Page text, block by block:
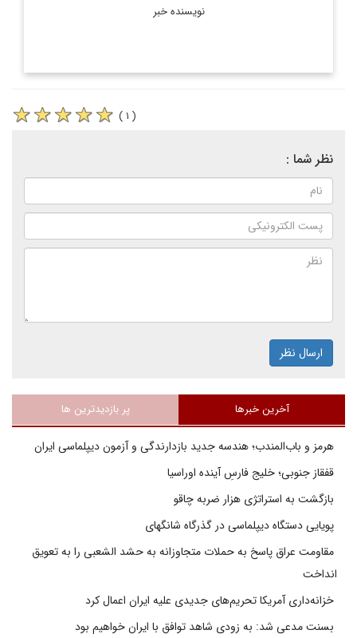
نویسنده خبر
( ۱ )
نظر شما :
ارسال نظر
آخرین خبرها پر بازدیدترین ها
هرمز و باب‌المندب؛ هندسه جدید بازدارندگی و آزمون دیپلماسی ایران
قفقاز جنوبی؛ خلیج فارسِ آینده اوراسیا
بازگشت به استراتژی هزار ضربه چاقو
پویایی دستگاه دیپلماسی در گذرگاه شانگهای
مقاومت عراق پاسخ به حملات متجاوزانه به حشد الشعبی را به تعویق
انداخت
خزانه‌داری آمریکا تحریم‌های جدیدی علیه ایران اعمال کرد
بسنت مدعی شد: به زودی شاهد توافق با ایران خواهیم بود